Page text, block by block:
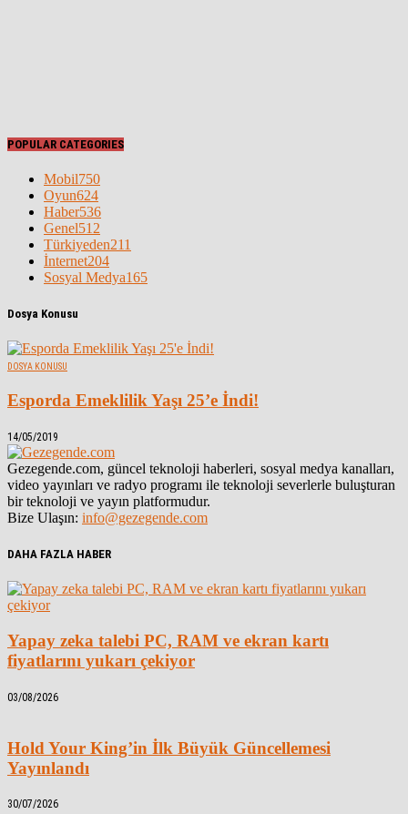
POPULAR CATEGORIES
Mobil750
Oyun624
Haber536
Genel512
Türkiyeden211
İnternet204
Sosyal Medya165
Dosya Konusu
DOSYA KONUSU
Esporda Emeklilik Yaşı 25’e İndi!
14/05/2019
Gezegende.com, güncel teknoloji haberleri, sosyal medya kanalları,
video yayınları ve radyo programı ile teknoloji severlerle buluşturan
bir teknoloji ve yayın platformudur.
Bize Ulaşın: info@gezegende.com
DAHA FAZLA HABER
Yapay zeka talebi PC, RAM ve ekran kartı
fiyatlarını yukarı çekiyor
03/08/2026
Hold Your King’in İlk Büyük Güncellemesi
Yayınlandı
30/07/2026